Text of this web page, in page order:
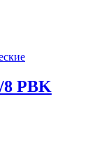
8 PBK